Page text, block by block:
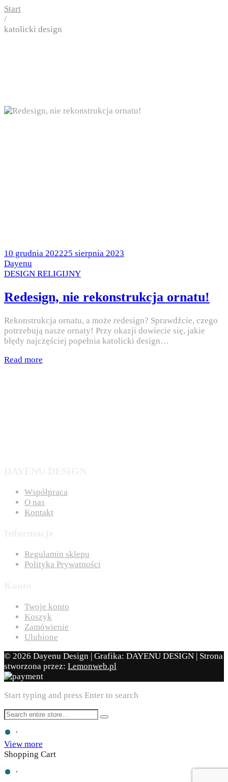
Start
/
katolicki design
Posted
on
10 grudnia 202225 sierpnia 2023
by
Dayenu
Posted
DESIGN RELIGIJNY
Redesign, nie rekonstrukcja ornatu!
Rekonstrukcja ornatu, a może redesign? Sprawdźcie, czego
potrzebują nasze ornaty! Przy okazji dowiecie się, jakie
błędy najczęściej popełnia katolicki design…
Read more
Współpraca
O nas
Kontakt
Regulamin sklepu
Polityka Prywatności
Twoje konto
Koszyk
Zamówienie
Ulubione
© 2026 Dayenu Design | Grafika: DAYENU DESIGN | Strona
stworzona przez: Lemonweb.pl
Start typing and press Enter to search
View more
Shopping Cart